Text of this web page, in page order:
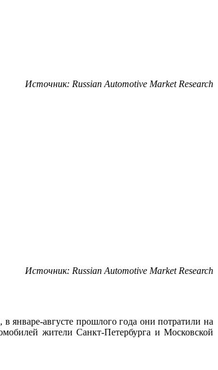
Источник: Russian Automotive Market Research
Источник: Russian Automotive Market Research
январе-августе прошлого года они потратили на
жители Санкт-Петербурга и Московской